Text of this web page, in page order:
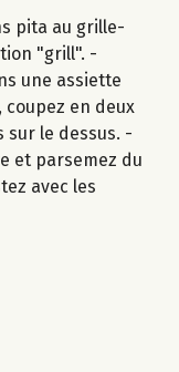
pita au grille-
"grill". -
une assiette
en deux
le dessus. -
et parsemez du
avec les